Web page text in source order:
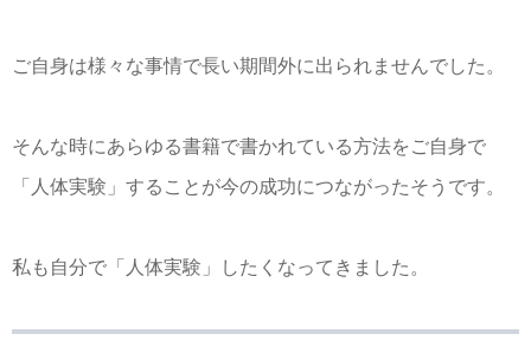
ご自身は様々な事情で長い期間外に出られませんでした。
そんな時にあらゆる書籍で書かれている方法をご自身で
「人体実験」することが今の成功につながったそうです。
私も自分で「人体実験」したくなってきました。